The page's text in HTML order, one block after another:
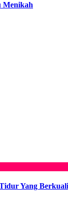
Menikah
Yang